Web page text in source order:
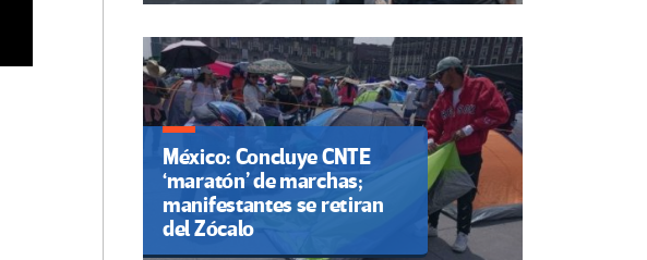
México: Concluye CNTE
‘maratón’ de marchas;
manifestantes se retiran
del Zócalo